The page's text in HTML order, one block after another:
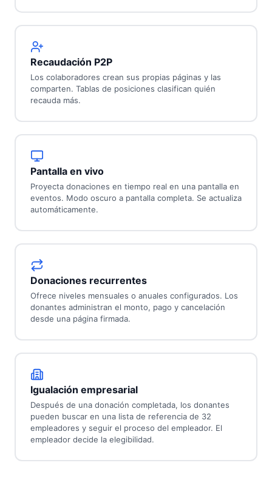
Recaudación P2P
Los colaboradores crean sus propias páginas y las
comparten. Tablas de posiciones clasifican quién
recauda más.
Pantalla en vivo
Proyecta donaciones en tiempo real en una pantalla en
eventos. Modo oscuro a pantalla completa. Se actualiza
automáticamente.
Donaciones recurrentes
Ofrece niveles mensuales o anuales configurados. Los
donantes administran el monto, pago y cancelación
desde una página firmada.
Igualación empresarial
Después de una donación completada, los donantes
pueden buscar en una lista de referencia de 32
empleadores y seguir el proceso del empleador. El
empleador decide la elegibilidad.